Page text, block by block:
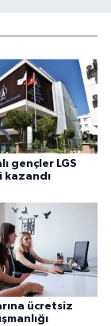
gençler LGS
kazandı
ücretsiz